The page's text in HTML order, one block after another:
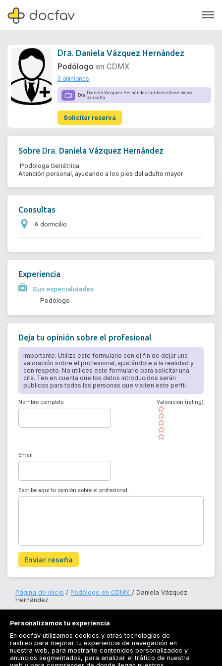
Soporte
Quiénes somos
¿Eres un doctor?
Dra. Daniela Vázquez Hernández
Podólogo en CDMX
0 opiniones
Dra. Daniela Vázquez Hernández también ofrece video
consulta
Solicitar reserva
Sobre Dra. Daniela Vázquez Hernández
Podologa Geriátrica
Atención personal, ayudando a los pies del adulto mayor
Consultas
A domicilio
Experiencia
Sus especialidades
- Podólogo
Deja tu opinión sobre el profesional
Importante: Utiliza este formulario con el fin de dejar una
valoración sobre el profesional, ajustándote a la realidad y
con respeto. No utilices este formulario para solicitar una
cita. Ten en cuenta que los datos introducidos serán
públicos para todas las personas que visiten este perfil.
Nombre completo
( )
( )
( )
( )
( )
Valoración (rating)
Email
Escribe aquí tu opinión sobre el profesional:
Enviar reseña
Página de inicio Podólogo en CDMX
Daniela Vázquez
Hernández
Registrarse
Personalizamos tu experiencia
En docfav utilizamos cookies y otras tecnologías de
rastreo para mejorar tu experiencia de navegación en
nuestra web, para mostrarte contenidos personalizados y
anuncios segmentados, para analizar el tráfico de nuestra